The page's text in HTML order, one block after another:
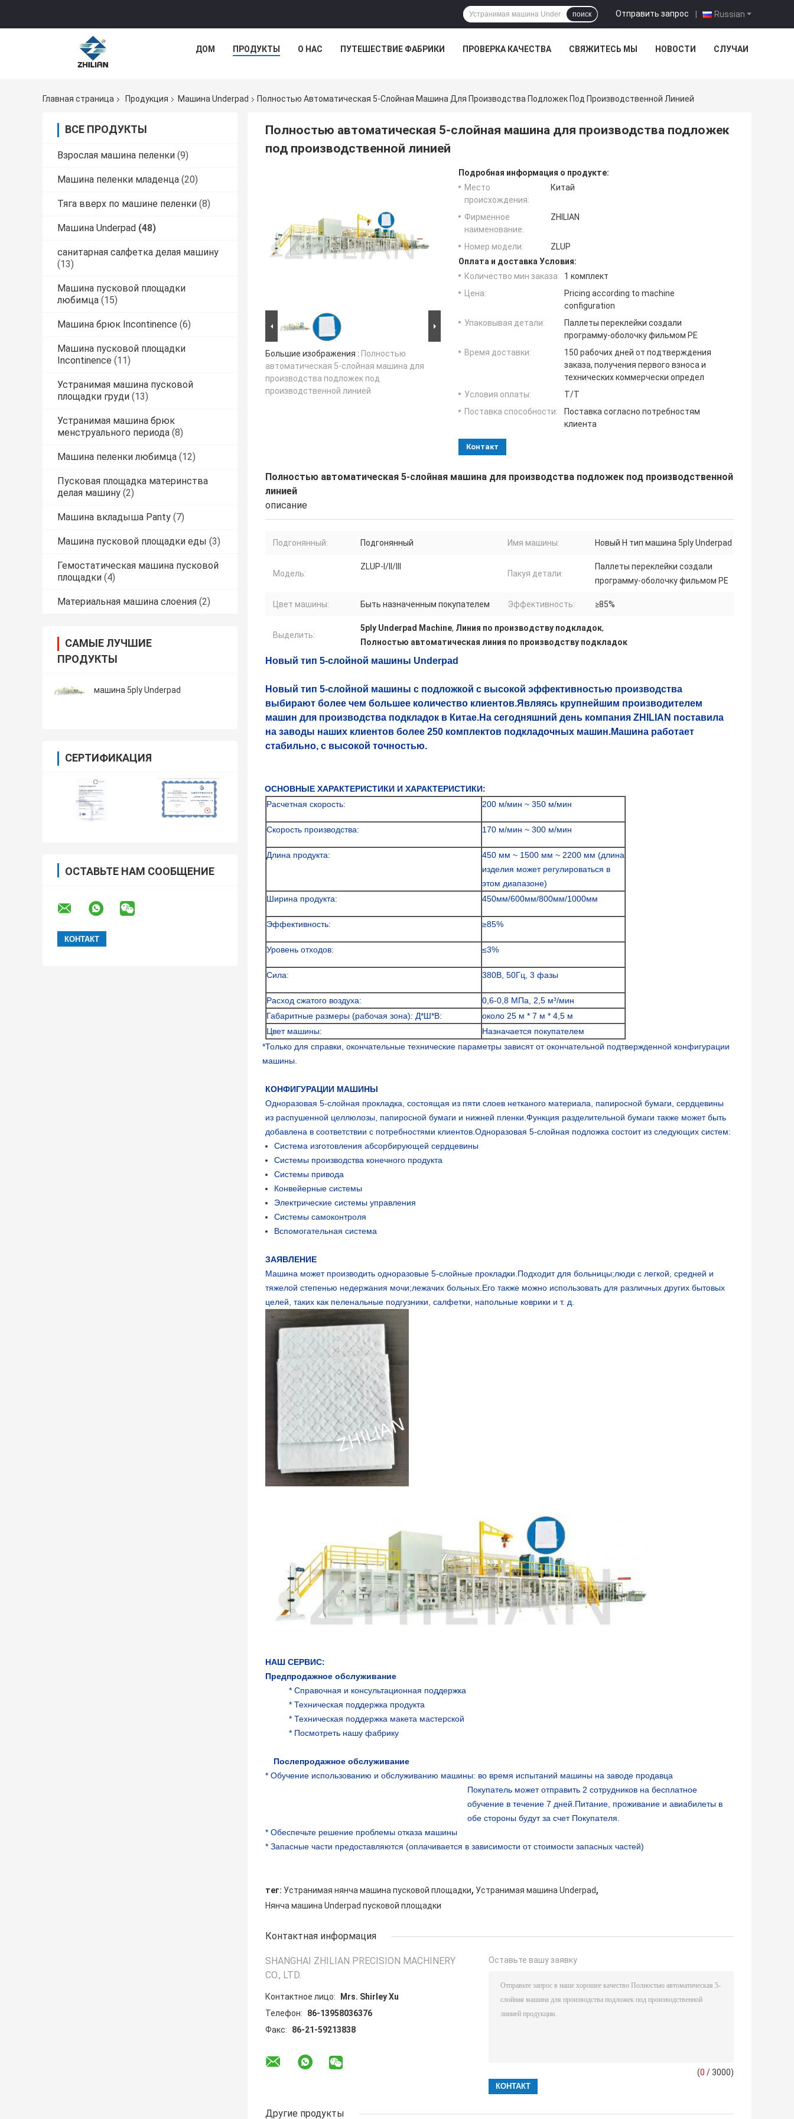
Russian
Отправить запрос |
поиск
ДОМ ПРОДУКТЫ О НАС ПУТЕШЕСТВИЕ ФАБРИКИ ПРОВЕРКА КАЧЕСТВА СВЯЖИТЕСЬ МЫ НОВОСТИ СЛУЧАИ
Главная страница Продукция Машина Underpad Полностью Автоматическая 5-Слойная Машина Для Производства Подложек Под Производственной Линией
ВСЕ ПРОДУКТЫ
Взрослая машина пеленки (9)
Машина пеленки младенца (20)
Тяга вверх по машине пеленки (8)
Машина Underpad (48)
санитарная салфетка делая машину
(13)
Машина пусковой площадки
любимца (15)
Машина брюк Incontinence (6)
Машина пусковой площадки
Incontinence (11)
Устранимая машина пусковой
площадки груди (13)
Устранимая машина брюк
менструального периода (8)
Машина пеленки любимца (12)
Пусковая площадка материнства
делая машину (2)
Машина вкладыша Panty (7)
Машина пусковой площадки еды (3)
Гемостатическая машина пусковой
площадки (4)
Материальная машина слоения (2)
САМЫЕ ЛУЧШИЕ
ПРОДУКТЫ
машина 5ply Underpad
СЕРТИФИКАЦИЯ
ОСТАВЬТЕ НАМ СООБЩЕНИЕ
Полностью автоматическая 5-слойная машина для производства подложек
под производственной линией
Большие изображения : Полностью
автоматическая 5-слойная машина для
производства подложек под
производственной линией
Подробная информация о продукте:
Место
происхождения:
Китай
Фирменное
наименование:
ZHILIAN
Номер модели:
ZLUP
Оплата и доставка Условия:
Количество мин заказа:
1 комплект
Цена:
Pricing according to machine
configuration
Упаковывая детали:
Паллеты переклейки создали
программу-оболочку фильмом PE
Время доставки:
150 рабочих дней от подтверждения
заказа, получения первого взноса и
технических коммерчески определ
Условия оплаты:
T/T
Поставка способности:
Поставка согласно потребностям
клиента
Контакт
Полностью автоматическая 5-слойная машина для производства подложек под производственной
линией
описание
Подгонянный: Подгонянный Имя машины: Новый Н тип машина 5ply Underpad
Модель:
ZLUP-I/II/III
Пакуя детали:
Паллеты переклейки создали
программу-оболочку фильмом PE
Цвет машины: Быть назначенным покупателем Эффективность: ≥85%
Выделить:
5ply Underpad Machine, Линия по производству подкладок,
Полностью автоматическая линия по производству подкладок
Новый тип 5-слойной машины Underpad
Новый тип 5-слойной машины с подложкой с высокой эффективностью производства
выбирают более чем большее количество клиентов.Являясь крупнейшим производителем
машин для производства подкладок в Китае.На сегодняшний день компания ZHILIAN поставила
на заводы наших клиентов более 250 комплектов подкладочных машин.Машина работает
стабильно, с высокой точностью.
ОСНОВНЫЕ ХАРАКТЕРИСТИКИ И ХАРАКТЕРИСТИКИ:
Расчетная скорость:
200 м/мин ~ 350 м/мин
Скорость производства: 170 м/мин ~ 300 м/мин
Длина продукта:
450 мм ~ 1500 мм ~ 2200 мм (длина
изделия может регулироваться в
этом диапазоне)
Ширина продукта:
450мм/600мм/800мм/1000мм
Эффективность: ≥85%
Уровень отходов: ≤3%
Сила: 380В, 50Гц, 3 фазы
Расход сжатого воздуха:
0,6-0,8 МПа, 2,5 м³/мин
Габаритные размеры (рабочая зона): Д*Ш*В:
около 25 м * 7 м * 4,5 м
Цвет машины:
Назначается покупателем
*Только для справки, окончательные технические параметры зависят от окончательной подтвержденной конфигурации
машины.
КОНФИГУРАЦИИ МАШИНЫ
Одноразовая 5-слойная прокладка, состоящая из пяти слоев нетканого материала, папиросной бумаги, сердцевины
из распушенной целлюлозы, папиросной бумаги и нижней пленки.Функция разделительной бумаги также может быть
добавлена ​​в соответствии с потребностями клиентов.Одноразовая 5-слойная подложка состоит из следующих систем:
Система изготовления абсорбирующей сердцевины
Системы производства конечного продукта
Системы привода
Конвейерные системы
Электрические системы управления
Системы самоконтроля
Вспомогательная система
ЗАЯВЛЕНИЕ
Машина может производить одноразовые 5-слойные прокладки.Подходит для больницы;люди с легкой, средней и
тяжелой степенью недержания мочи;лежачих больных.Его также можно использовать для различных других бытовых
целей, таких как пеленальные подгузники, салфетки, напольные коврики и т. д.
НАШ СЕРВИС:
Предпродажное обслуживание
* Справочная и консультационная поддержка
* Техническая поддержка продукта
* Техническая поддержка макета мастерской
* Посмотреть нашу фабрику
Послепродажное обслуживание
* Обучение использованию и обслуживанию машины: во время испытаний машины на заводе продавца
Покупатель может отправить 2 сотрудников на бесплатное
обучение в течение 7 дней.Питание, проживание и авиабилеты в
обе стороны будут за счет Покупателя.
* Обеспечьте решение проблемы отказа машины
* Запасные части предоставляются (оплачивается в зависимости от стоимости запасных частей)
тег: Устранимая нянча машина пусковой площадки, Устранимая машина Underpad,
Нянча машина Underpad пусковой площадки
Контактная информация
SHANGHAI ZHILIAN PRECISION MACHINERY
CO., LTD.
Контактное лицо:
Mrs. Shirley Xu
Телефон:
86-13958036376
Факс:
86-21-59213838
Оставьте вашу заявку
(0 / 3000)
Другие продукты